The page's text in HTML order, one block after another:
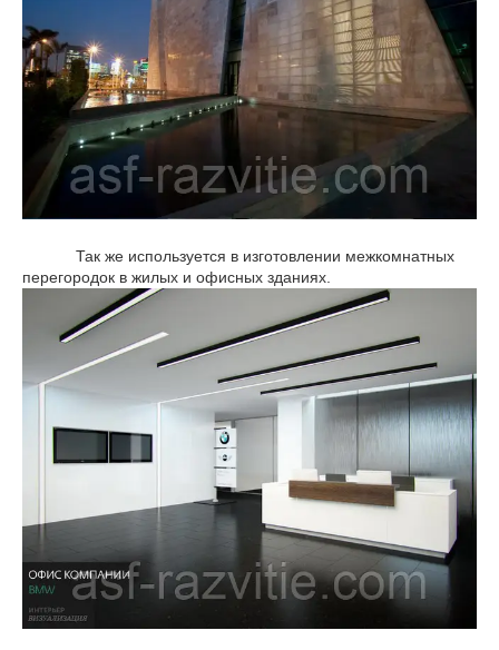
Так же используется в изготовлении межкомнатных
перегородок в жилых и офисных зданиях.